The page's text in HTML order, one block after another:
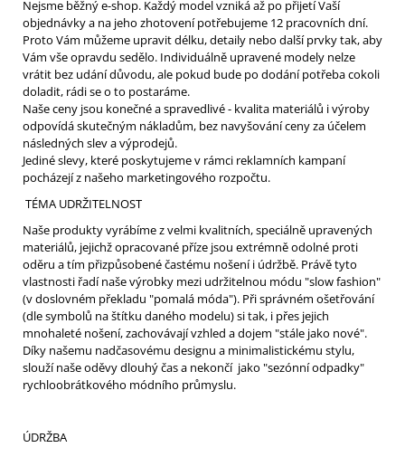
Nejsme běžný e-shop. Každý model vzniká až po přijetí Vaší
objednávky a na jeho zhotovení potřebujeme 12 pracovních dní.
Proto Vám můžeme upravit délku, detaily nebo další prvky tak, aby
Vám vše opravdu sedělo. Individuálně upravené modely nelze
vrátit bez udání důvodu, ale pokud bude po dodání potřeba cokoli
doladit, rádi se o to postaráme.
Naše ceny jsou konečné a spravedlivé - kvalita materiálů i výroby
odpovídá skutečným nákladům, bez navyšování ceny za účelem
následných slev a výprodejů.
Jediné slevy, které poskytujeme v rámci reklamních kampaní
pocházejí z našeho marketingového rozpočtu.
TÉMA UDRŽITELNOST
Naše produkty vyrábíme z velmi kvalitních, speciálně upravených
materiálů, jejichž opracované příze jsou extrémně odolné proti
oděru a tím přizpůsobené častému nošení i údržbě. Právě tyto
vlastnosti řadí naše výrobky mezi udržitelnou módu "slow fashion"
(v doslovném překladu "pomalá móda"). Při správném ošetřování
(dle symbolů na štítku daného modelu) si tak, i přes jejich
mnohaleté nošení, zachovávají vzhled a dojem "stále jako nové".
Díky našemu nadčasovému designu a minimalistickému stylu,
slouží naše oděvy dlouhý čas a nekončí jako "sezónní odpadky"
rychloobrátkového módního průmyslu.
ÚDRŽBA